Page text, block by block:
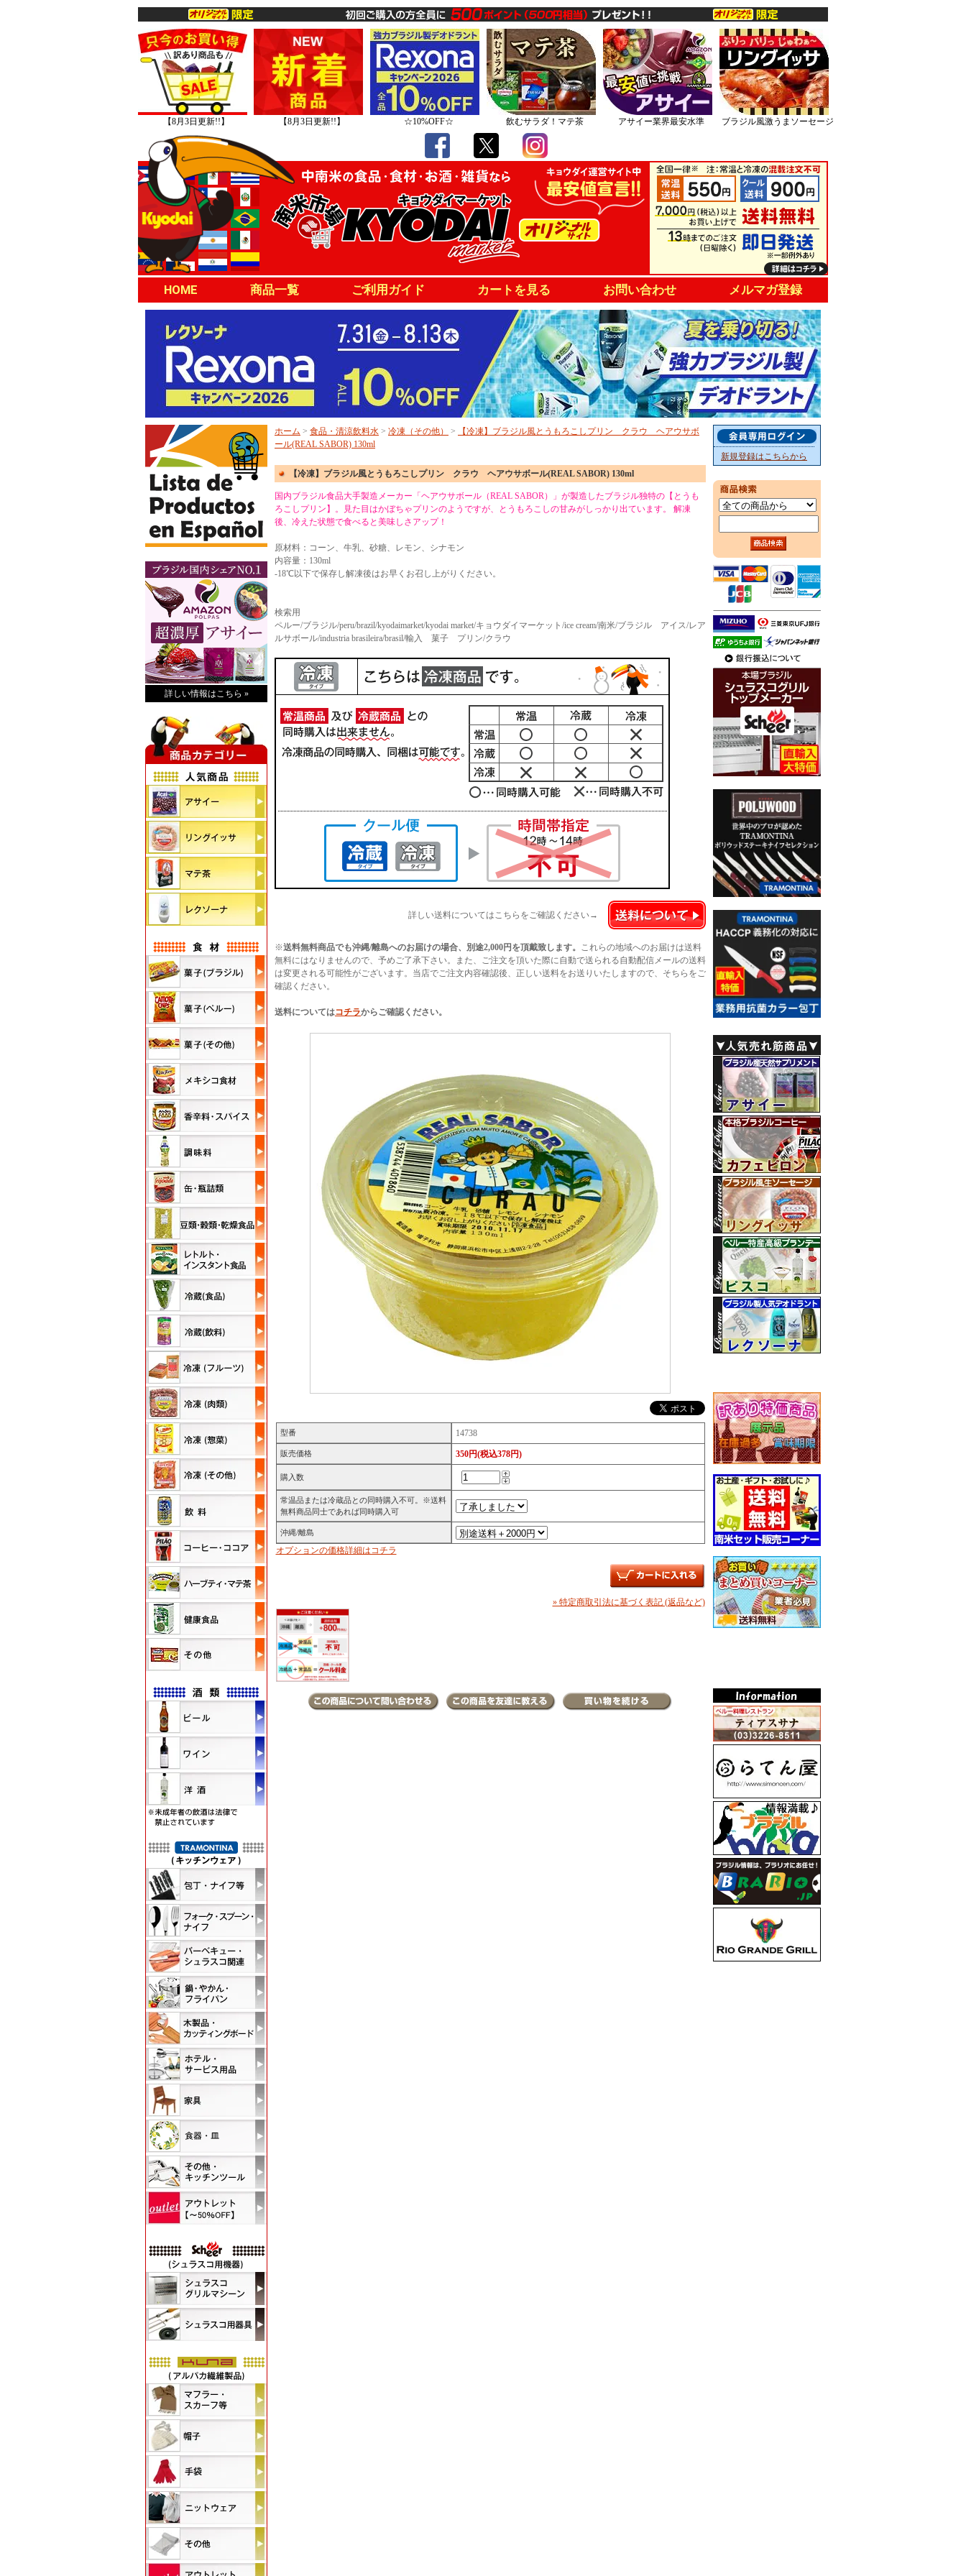
【8月3日更新!!】 【8月3日更新!!】 ☆10%OFF☆ 飲むサラダ！マテ茶 アサイー業界最安水準 ブラジル風激うまソーセージ
HOME 商品一覧 ご利用ガイド カートを見る お問い合わせ メルマガ登録
詳しい情報はこちら »
ホーム > 食品・清涼飲料水 > 冷凍（その他） >
【冷凍】ブラジル風とうもろこしプリン クラウ ヘアウサボ
ール(REAL SABOR) 130ml
【冷凍】ブラジル風とうもろこしプリン クラウ ヘアウサボール(REAL SABOR) 130ml
国内ブラジル食品大手製造メーカー「ヘアウサボール（REAL SABOR）」が製造したブラジル独特の【とうも
ろこしプリン】。見た目はかぼちゃプリンのようですが、とうもろこしの甘みがしっかり出ています。 解凍
後、冷えた状態で食べると美味しさアップ！
原材料：コーン、牛乳、砂糖、レモン、シナモン
内容量：130ml
-18℃以下で保存し解凍後はお早くお召し上がりください。
検索用
ペルー/ブラジル/peru/brazil/kyodaimarket/kyodai market/キョウダイマーケット/ice cream/南米/ブラジル アイス/レア
ルサボール/industria brasileira/brasil/輸入 菓子 プリン/クラウ
詳しい送料についてはこちらをご確認ください→
※送料無料商品でも沖縄/離島へのお届けの場合、別途2,000円を頂戴致します。 これらの地域へのお届けは送料
無料にはなりませんので、予めご了承下さい。また、ご注文を頂いた際に自動で送られる自動配信メールの送料
は変更される可能性がございます。当店でご注文内容確認後、正しい送料をお送りいたしますので、そちらをご
確認ください。
送料についてはコチラからご確認ください。
型番 14738
販売価格 350円(税込378円)
購入数
常温品または冷蔵品との同時購入不可。※送料
無料商品同士であれば同時購入可
沖縄/離島
オプションの価格詳細はコチラ
» 特定商取引法に基づく表記 (返品など)
新規登録はこちらから